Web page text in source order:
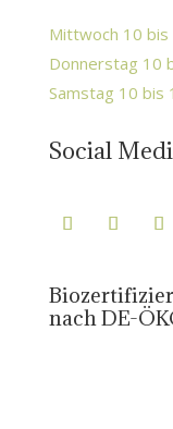
Mittwoch 10 bis
Donnerstag 10
Samstag 10 bis
Social
nach DE-